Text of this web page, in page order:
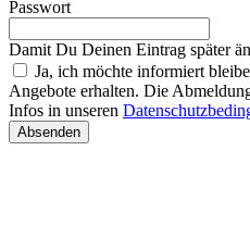
Passwort
Damit Du Deinen Eintrag später
Ja, ich möchte informiert
Angebote erhalten. Die
Infos in unseren
Absenden